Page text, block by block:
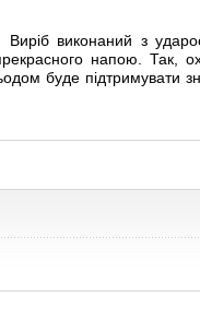
виконаний з
напою. Так,
буде підтримувати